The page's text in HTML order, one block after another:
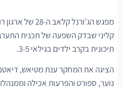
מפגש הג’ורנל
קליני שבדק השפעה של תכנית
תיכונית בקרב ילדים בגילאי 3-5.
הציגה את המחקר ענת מטיאש,
נוער, ספורט והפרעות אכילה